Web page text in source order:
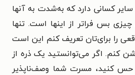
کسانی دارد که به‌شدت به آنها
بس فراتر از اینها است. تنها
را برای‌تان تعریف کنم این است
کنم. اگر می‌توانستید یک ذره از
حس کنید، مسرت شما وصف‌ناپذیر